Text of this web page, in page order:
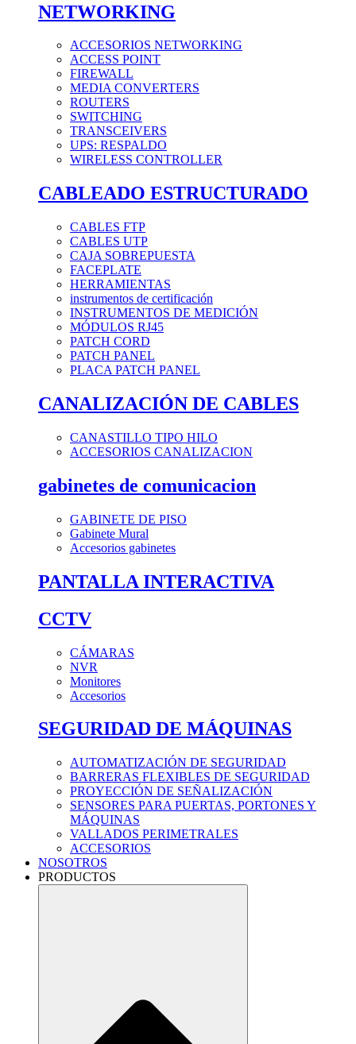
NETWORKING
ACCESORIOS NETWORKING
ACCESS POINT
FIREWALL
MEDIA CONVERTERS
ROUTERS
SWITCHING
TRANSCEIVERS
UPS: RESPALDO
WIRELESS CONTROLLER
CABLEADO ESTRUCTURADO
CABLES FTP
CABLES UTP
CAJA SOBREPUESTA
FACEPLATE
HERRAMIENTAS
instrumentos de certificación
INSTRUMENTOS DE MEDICIÓN
MÓDULOS RJ45
PATCH CORD
PATCH PANEL
PLACA PATCH PANEL
CANALIZACIÓN DE CABLES
CANASTILLO TIPO HILO
ACCESORIOS CANALIZACION
gabinetes de comunicacion
GABINETE DE PISO
Gabinete Mural
Accesorios gabinetes
PANTALLA INTERACTIVA
CCTV
CÁMARAS
NVR
Monitores
Accesorios
SEGURIDAD DE MÁQUINAS
AUTOMATIZACIÓN DE SEGURIDAD
BARRERAS FLEXIBLES DE SEGURIDAD
PROYECCIÓN DE SEÑALIZACIÓN
SENSORES PARA PUERTAS, PORTONES Y
MÁQUINAS
VALLADOS PERIMETRALES
ACCESORIOS
NOSOTROS
PRODUCTOS